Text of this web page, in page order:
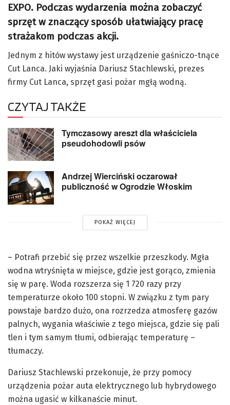
EXPO. Podczas wydarzenia można zobaczyć
sprzęt w znaczący sposób ułatwiający pracę
strażakom podczas akcji.
Jednym z hitów wystawy jest urządzenie gaśniczo-tnące
Cut Lanca. Jaki wyjaśnia Dariusz Stachlewski, prezes
firmy Cut Lanca, sprzęt gasi pożar mgłą wodną.
CZYTAJ TAKŻE
Tymczasowy areszt dla właściciela
pseudohodowli psów
Andrzej Wierciński oczarował
publiczność w Ogrodzie Włoskim
POKAŻ WIĘCEJ
– Potrafi przebić się przez wszelkie przeszkody. Mgła
wodna wtryśnięta w miejsce, gdzie jest gorąco, zmienia
się w parę. Woda rozszerza się 1 720 razy przy
temperaturze około 100 stopni. W związku z tym pary
powstaje bardzo dużo, ona rozrzedza atmosferę gazów
palnych, wygania właściwie z tego miejsca, gdzie się pali
tlen i tym samym tłumi, odbierając temperaturę –
tłumaczy.
Dariusz Stachlewski przekonuje, że przy pomocy
urządzenia pożar auta elektrycznego lub hybrydowego
można ugasić w kilkanaście minut.